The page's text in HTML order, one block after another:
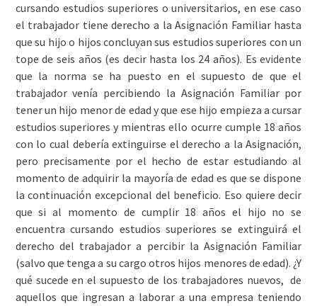
cursando estudios superiores o universitarios, en ese caso
el trabajador tiene derecho a la Asignación Familiar hasta
que su hijo o hijos concluyan sus estudios superiores con un
tope de seis años (es decir hasta los 24 años). Es evidente
que la norma se ha puesto en el supuesto de que el
trabajador venía percibiendo la Asignación Familiar por
tener un hijo menor de edad y que ese hijo empieza a cursar
estudios superiores y mientras ello ocurre cumple 18 años
con lo cual debería extinguirse el derecho a la Asignación,
pero precisamente por el hecho de estar estudiando al
momento de adquirir la mayoría de edad es que se dispone
la continuación excepcional del beneficio. Eso quiere decir
que si al momento de cumplir 18 años el hijo no se
encuentra cursando estudios superiores se extinguirá el
derecho del trabajador a percibir la Asignación Familiar
(salvo que tenga a su cargo otros hijos menores de edad). ¿Y
qué sucede en el supuesto de los trabajadores nuevos, de
aquellos que ingresan a laborar a una empresa teniendo